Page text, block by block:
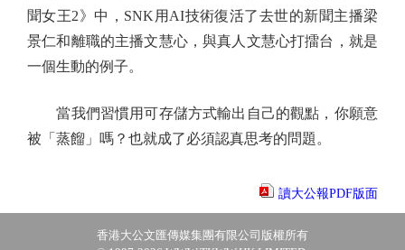
聞女王2》中，SNK用AI技術復活了去世的新聞主播梁
景仁和離職的主播文慧心，與真人文慧心打擂台，就是
一個生動的例子。
當我們習慣用可存儲方式輸出自己的觀點，你願意
被「蒸餾」嗎？也就成了必須認真思考的問題。
讀大公報PDF版面
香港大公文匯傳媒集團有限公司版權所有